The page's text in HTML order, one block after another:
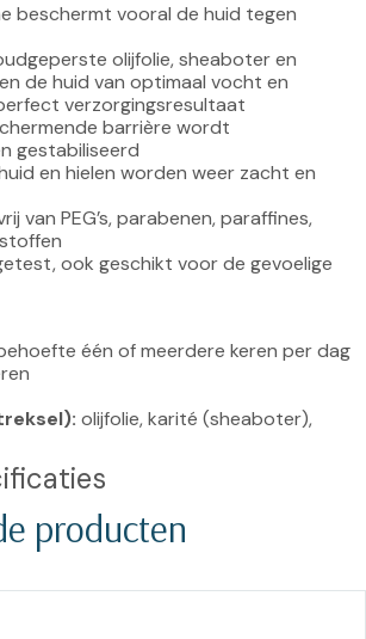
beschermt vooral de huid tegen
olijfolie, sheaboter en
de huid van optimaal vocht en
verzorgingsresultaat
barrière wordt
gestabiliseerd
en hielen worden weer zacht en
van PEG’s, parabenen, paraffines,
ook geschikt voor de gevoelige
één of meerdere keren per dag
olijfolie, karité (sheaboter),
producten